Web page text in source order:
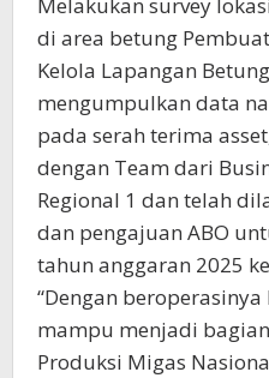
di area betung
Kelola Lapangan
mengumpulkan data
pada serah terima
dengan Team dari
Regional 1 dan telah
dan pengajuan ABO
tahun anggaran 2025
“Dengan
mampu menjadi
Produksi Migas